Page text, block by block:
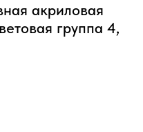
акриловая
группа 4,